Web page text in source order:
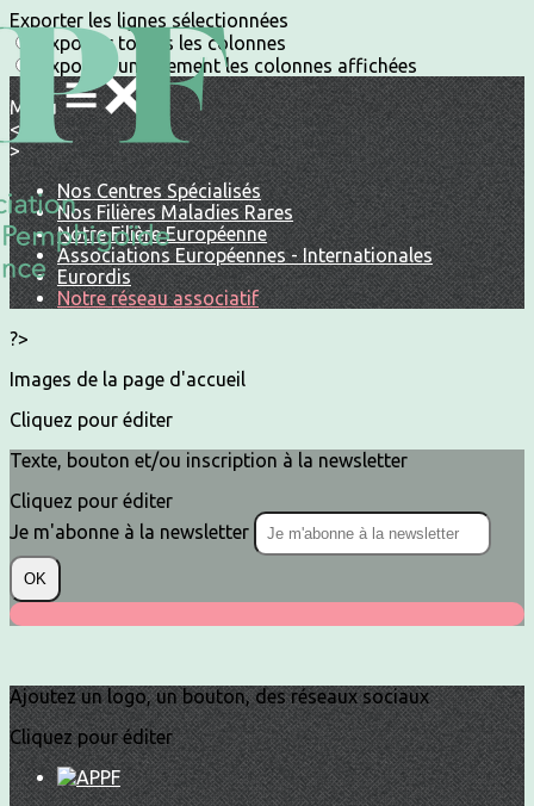
Exporter les lignes sélectionnées
Exporter toutes les colonnes
Exporter uniquement les colonnes affichées
Menu
<
>
Nos Centres Spécialisés
Nos Filières Maladies Rares
Notre Filière Européenne
Associations Européennes - Internationales
Eurordis
Notre réseau associatif
?>
Images de la page d'accueil
Cliquez pour éditer
Texte, bouton et/ou inscription à la newsletter
Cliquez pour éditer
Je m'abonne à la newsletter
OK
Ajoutez un logo, un bouton, des réseaux sociaux
Cliquez pour éditer